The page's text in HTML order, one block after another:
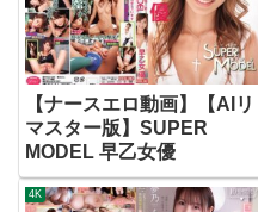
【ナースエロ動画】【AIリ
マスター版】SUPER
MODEL 早乙女優
4K